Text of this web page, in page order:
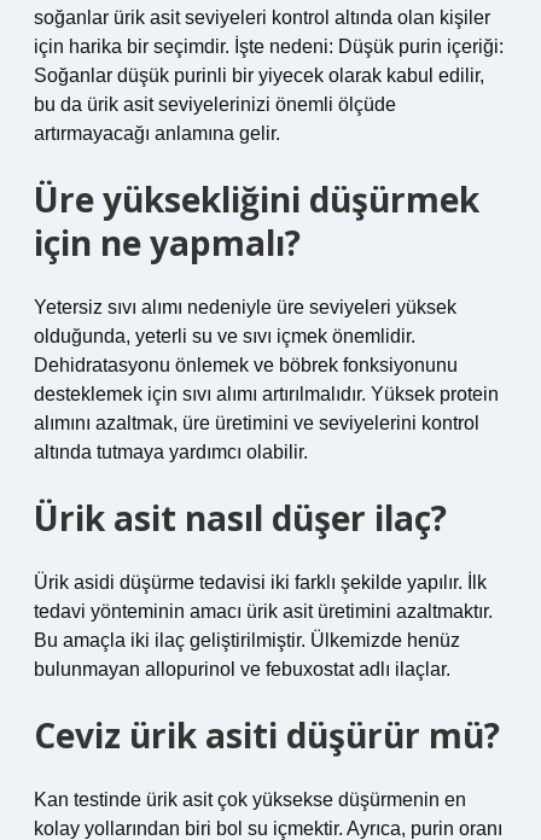
soğanlar ürik asit seviyeleri kontrol altında olan kişiler
için harika bir seçimdir. İşte nedeni: Düşük purin içeriği:
Soğanlar düşük purinli bir yiyecek olarak kabul edilir,
bu da ürik asit seviyelerinizi önemli ölçüde
artırmayacağı anlamına gelir.
Üre yüksekliğini düşürmek
için ne yapmalı?
Yetersiz sıvı alımı nedeniyle üre seviyeleri yüksek
olduğunda, yeterli su ve sıvı içmek önemlidir.
Dehidratasyonu önlemek ve böbrek fonksiyonunu
desteklemek için sıvı alımı artırılmalıdır. Yüksek protein
alımını azaltmak, üre üretimini ve seviyelerini kontrol
altında tutmaya yardımcı olabilir.
Ürik asit nasıl düşer ilaç?
Ürik asidi düşürme tedavisi iki farklı şekilde yapılır. İlk
tedavi yönteminin amacı ürik asit üretimini azaltmaktır.
Bu amaçla iki ilaç geliştirilmiştir. Ülkemizde henüz
bulunmayan allopurinol ve febuxostat adlı ilaçlar.
Ceviz ürik asiti düşürür mü?
Kan testinde ürik asit çok yüksekse düşürmenin en
kolay yollarından biri bol su içmektir. Ayrıca, purin oranı